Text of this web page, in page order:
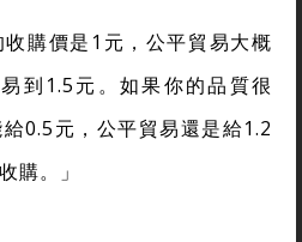
收購價是1元，公平貿易大概
到1.5元。如果你的品質很
0.5元，公平貿易還是給1.2
購。」